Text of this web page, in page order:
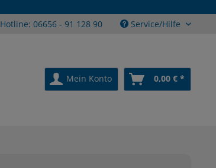
Hotline: 06656 - 91 128 90 Service/Hilfe
Mein Konto 0,00 € *